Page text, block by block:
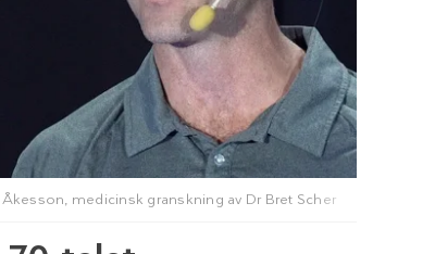
, medicinsk granskning av Dr Bret Scher